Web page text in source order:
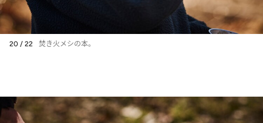
20 / 22 焚き火メシの本。